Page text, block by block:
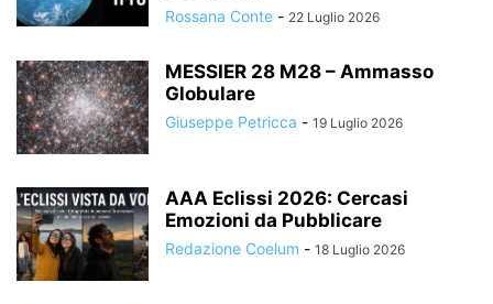
Rossana Conte - 22 Luglio 2026
MESSIER 28 M28 – Ammasso
Globulare
Giuseppe Petricca - 19 Luglio 2026
AAA Eclissi 2026: Cercasi
Emozioni da Pubblicare
Redazione Coelum - 18 Luglio 2026